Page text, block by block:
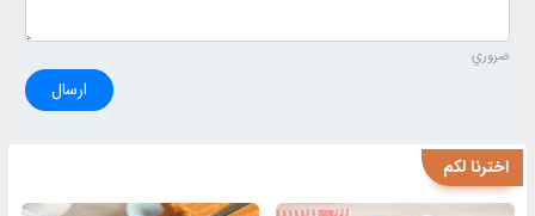
ضروري
ارسال
اخترنا لكم